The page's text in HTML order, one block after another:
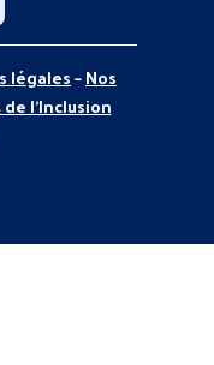
légales–Nos
l’Inclusion